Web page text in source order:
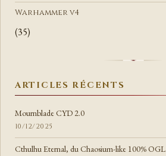
Warhammer v4
(35)
ARTICLES RÉCENTS
Mournblade CYD 2.0
10/12/2025
Cthulhu Eternal, du Chaosium-like 100% OGL